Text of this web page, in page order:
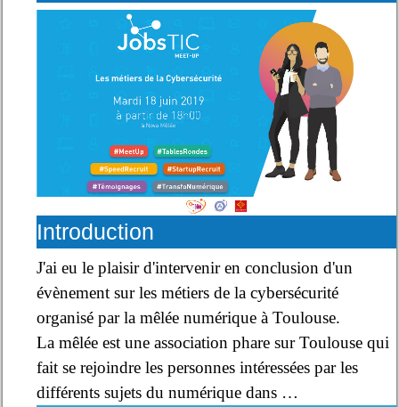
Introduction
J'ai eu le plaisir d'intervenir en conclusion d'un
évènement sur les métiers de la cybersécurité
organisé par la mêlée numérique à Toulouse.
La mêlée est une association phare sur Toulouse qui
fait se rejoindre les personnes intéressées par les
différents sujets du numérique dans …